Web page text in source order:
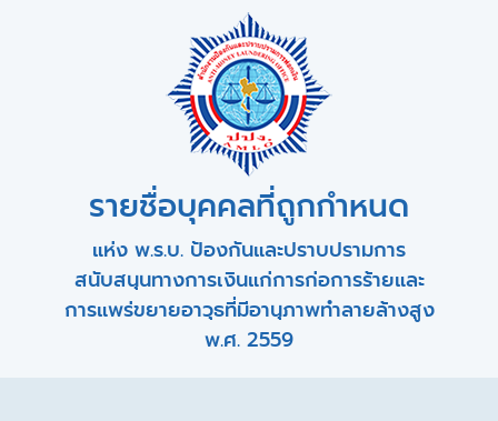
รายชื่อบุคคลที่ถูกกำหนด
แห่ง พ.ร.บ. ป้องกันและปราบปรามการ
สนับสนุนทางการเงินแก่การก่อการร้ายและ
การแพร่ขยายอาวุธที่มีอานุภาพทำลายล้างสูง
พ.ศ. 2559